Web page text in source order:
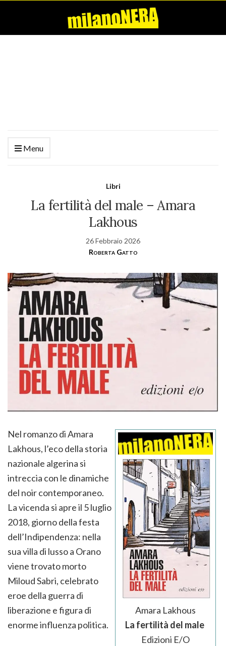
Menu
Libri
La fertilità del male – Amara
Lakhous
26 Febbraio 2026
Roberta Gatto
Amara Lakhous
La fertilità del male
Edizioni E/O
Nel romanzo di Amara
Lakhous, l’eco della storia
nazionale algerina si
intreccia con le dinamiche
del noir contemporaneo.
La vicenda si apre il 5 luglio
2018, giorno della festa
dell’Indipendenza: nella
sua villa di lusso a Orano
viene trovato morto
Miloud Sabri, celebrato
eroe della guerra di
liberazione e figura di
enorme influenza politica.